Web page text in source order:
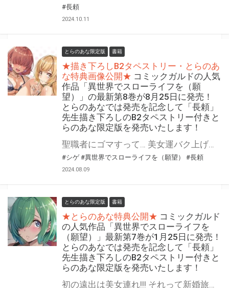
#長頼
2024.10.11
とらのあな限定版 書籍
★描き下ろしB2タペストリー・とらのあ
な特典画像公開★ コミックガルドの人気
作品「異世界でスローライフを（願
望）」の最新第8巻が8月25日に発売！
とらのあなでは発売を記念して「長頼」
先生描き下ろしのB2タペストリー付きと
らのあな限定版を発売いたします！
聖職者にゴマすって… 美女運バク上げ（してほしい） コミックガルドの人気作品 『異世界でスローライフを（願望）』の最新第8巻が8月25日(日)に発売！ とらのあなでは発売を記念して「B2タペストリー付き」とらのあな限定版を発売いたします。 イラストは「長頼」先生の描き下ろしイラストです！ とらのあな限定版の数は限られていますので是非お早めにお求めください！
#シゲ #異世界でスローライフを（願望） #長頼
2024.08.09
とらのあな限定版 書籍
★とらのあな特典公開★ コミックガルド
の人気作品「異世界でスローライフを
（願望）」最新第7巻が1月25日に発売！
とらのあなでは発売を記念して「長頼」
先生描き下ろしのB2タペストリー付きと
らのあな限定版を発売いたします！
初の遠出は美女連れ!!! それって新婚旅行!? コミック版「異世界でスローライフを（願望）」最新7巻が2024年1月25日(木)に発売！ とらのあなでは発売を記念して「B2タペストリー付き」とらのあな限定版を発売いたします。 イラストは「長頼」先生の描き下ろしイラストです！ とらのあな限定版の数は限られていますので、是非お早めにお求めください！